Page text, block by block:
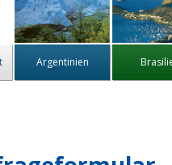
Argentinien